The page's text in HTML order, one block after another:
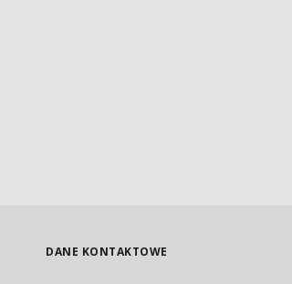
DANE KONTAKTOWE